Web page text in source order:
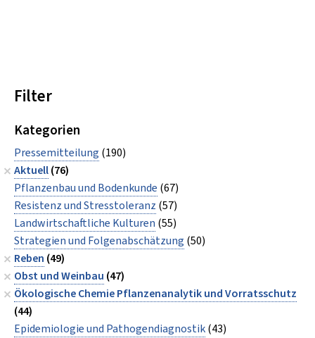
Filter
Kategorien
Pressemitteilung (190)
Aktuell(76)
Pflanzenbau und Bodenkunde (67)
Resistenz und Stresstoleranz (57)
Landwirtschaftliche Kulturen (55)
Strategien und Folgenabschätzung (50)
Reben (49)
Obst und Weinbau (47)
Ökologische Chemie Pflanzenanalytik und Vorratsschutz
(44)
Epidemiologie und Pathogendiagnostik(43)